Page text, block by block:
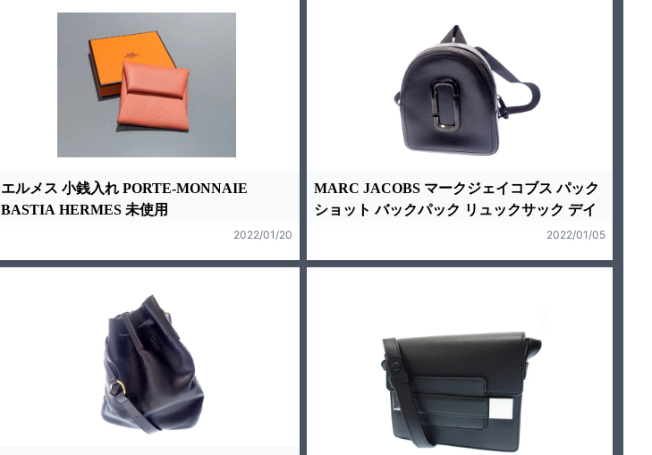
エルメス 小銭入れ PORTE-MONNAIE
BASTIA HERMES 未使用
2022/01/20
MARC JACOBS マークジェイコブス パック
ショット バックパック リュックサック デイ
2022/01/05